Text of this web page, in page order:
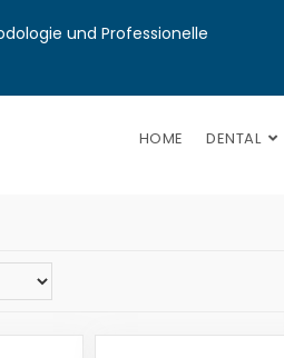
und Professionelle
HOME DENTAL